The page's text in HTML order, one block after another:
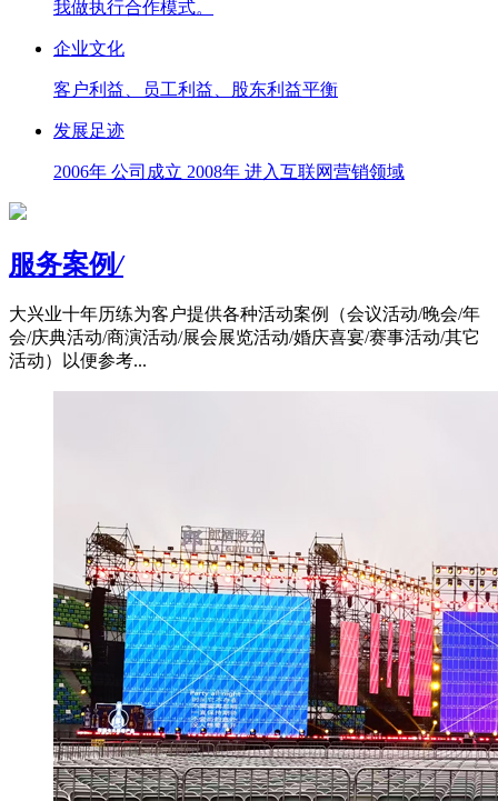
我做执行合作模式。
企业文化
客户利益、员工利益、股东利益平衡
发展足迹
2006年 公司成立 2008年 进入互联网营销领域
服务案例/
大兴业十年历练为客户提供各种活动案例（会议活动/晚会/年
会/庆典活动/商演活动/展会展览活动/婚庆喜宴/赛事活动/其它
活动）以便参考...